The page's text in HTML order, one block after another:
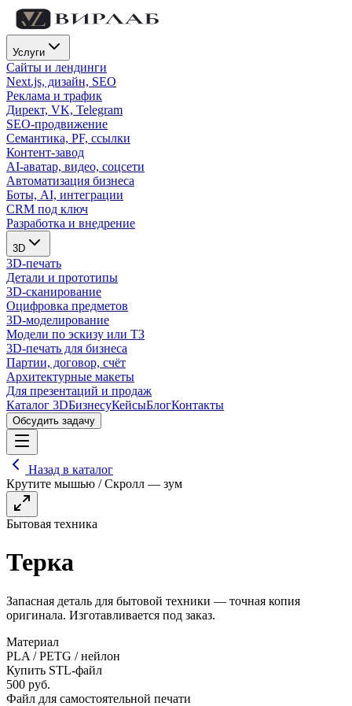
Услуги
Сайты и лендинги
Next.js, дизайн, SEO
Реклама и трафик
Директ, VK, Telegram
SEO-продвижение
Семантика, PF, ссылки
Контент-завод
AI-аватар, видео, соцсети
Автоматизация бизнеса
Боты, AI, интеграции
CRM под ключ
Разработка и внедрение
3D
3D-печать
Детали и прототипы
3D-сканирование
Оцифровка предметов
3D-моделирование
Модели по эскизу или ТЗ
3D-печать для бизнеса
Партии, договор, счёт
Архитектурные макеты
Для презентаций и продаж
Каталог 3DБизнесуКейсыБлогКонтакты
Обсудить задачу
Назад в каталог
Крутите мышью / Скролл — зум
Бытовая техника
Терка
Запасная деталь для бытовой техники — точная копия
оригинала. Изготавливается под заказ.
Материал
PLA / PETG / нейлон
Купить STL-файл
500 руб.
Файл для самостоятельной печати